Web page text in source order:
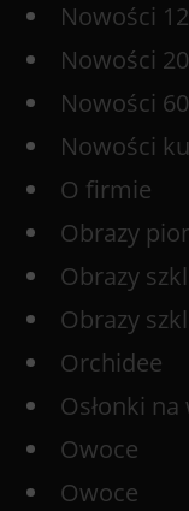
Nowości
Nowości
Nowości
Nowości
O firmie
Obrazy
Obrazy
Obrazy
Orchidee
Osłonki
Owoce
Owoce